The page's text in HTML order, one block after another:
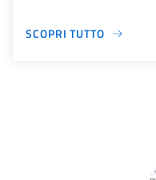
SCOPRI TUTTO